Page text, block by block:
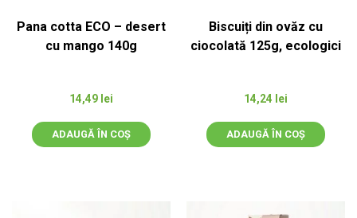
Pana cotta ECO – desert
cu mango 140g
14,49 lei
ADAUGĂ ÎN COȘ
Biscuiți din ovăz cu
ciocolată 125g, ecologici
14,24 lei
ADAUGĂ ÎN COȘ